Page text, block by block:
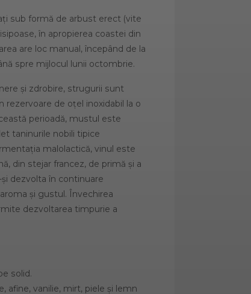
sub formă de arbust erect (vite
în apropierea coastei din
are loc manual, începând de la
spre mijlocul lunii octombrie.
și zdrobire, strugurii sunt
rezervoare de oțel inoxidabil la o
perioadă, mustul este
taninurile nobili tipice
malolactică, vinul este
din stejar francez, de primă și a
dezvolta în continuare
și gustul. Învechirea
dezvoltarea timpurie a
solid.
afine, vanilie, mirt, piele și lemn